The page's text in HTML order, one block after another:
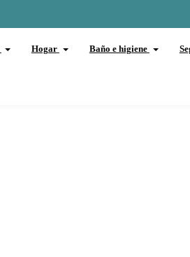
Hogar Baño e higiene